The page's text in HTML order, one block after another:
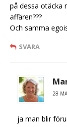
på dessa otäcka
affären???
Och samma
SVARA
28
ja man blir